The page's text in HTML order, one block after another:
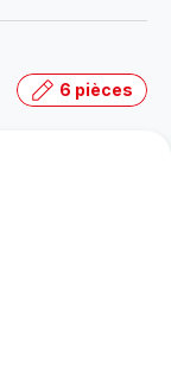
6 pièces